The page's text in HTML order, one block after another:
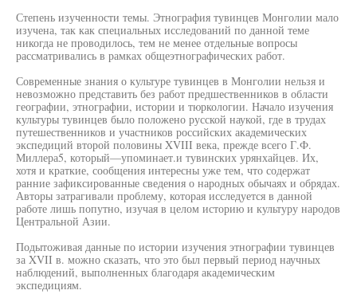
Степень изученности темы. Этнография тувинцев Монголии мало
изучена, так как специальных исследований по данной теме
никогда не проводилось, тем не менее отдельные вопросы
рассматривались в рамках общеэтнографических работ.
Современные знания о культуре тувинцев в Монголии нельзя и
невозможно представить без работ предшественников в области
географии, этнографии, истории и тюркологии. Начало изучения
культуры тувинцев было положено русской наукой, где в трудах
путешественников и участников российских академических
экспедиций второй половины XVIII века, прежде всего Г.Ф.
Миллера5, который—упоминает.и тувинских урянхайцев. Их,
хотя и краткие, сообщения интересны уже тем, что содержат
ранние зафиксированные сведения о народных обычаях и обрядах.
Авторы затрагивали проблему, которая исследуется в данной
работе лишь попутно, изучая в целом историю и культуру народов
Центральной Азии.
Подытоживая данные по истории изучения этнографии тувинцев
за XVII в. можно сказать, что это был первый период научных
наблюдений, выполненных благодаря академическим
экспедициям.